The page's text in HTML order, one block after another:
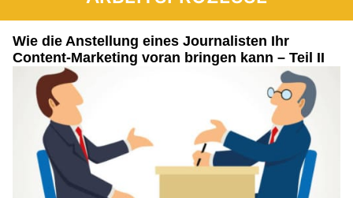
Wie die Anstellung eines Journalisten Ihr
Content-Marketing voran bringen kann – Teil II